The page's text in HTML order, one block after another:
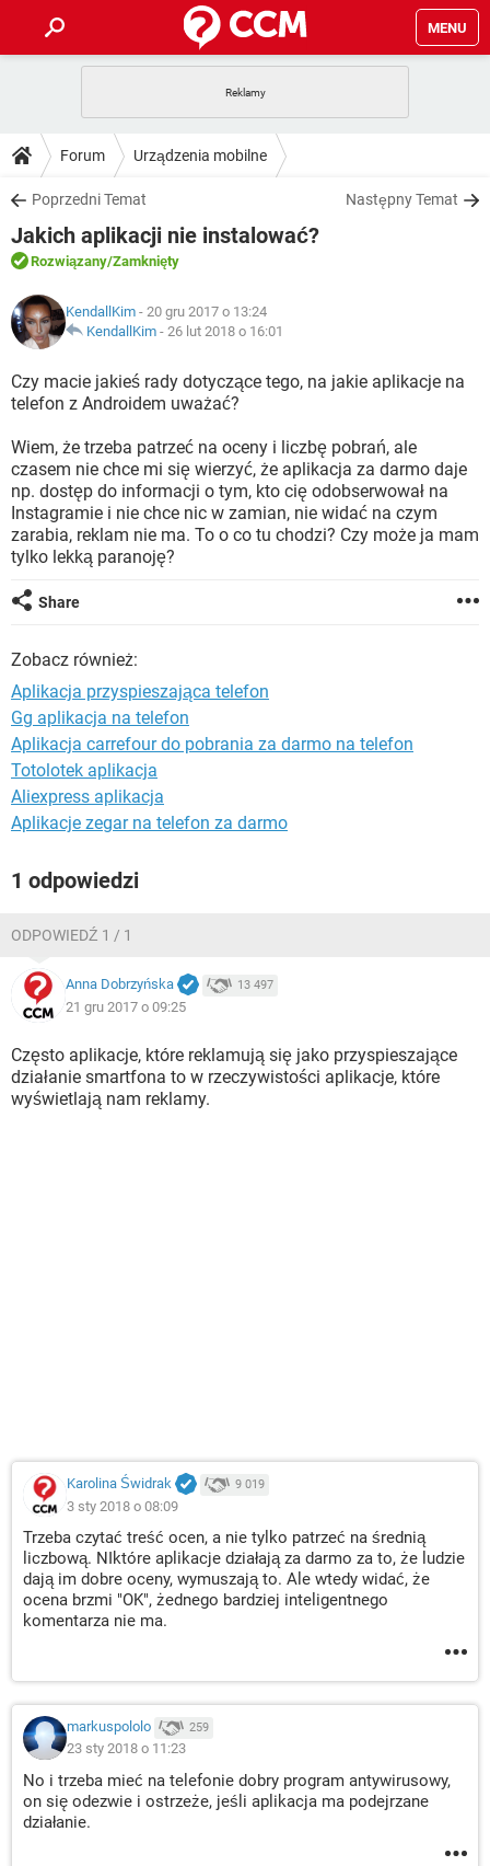
MENU
GRY WHATSAPP
SPOTIFY
INSTAGRAM FACEBOOK
WINDOWS 10
PORADY
PlayStation TIKTOK
SPOTIFY
INSTAGRAM
WINDOWS 10
DO POBRANIA
ANDROID TIKTOK
GRY
IOS NETFLIX
INSTAGRAM
WINDOWS 10
FORUM
COVID-19
GRY WHATSAPP
INSTAGRAM
WINDOWS 10
ARTYKUŁY
COVID-19
GRY WHATSAPP
INSTAGRAM FACEBOOK
WINDOWS 10
Forum Urządzenia mobilne
Poprzedni Temat Następny Temat
Jakich aplikacji nie instalować?
Rozwiązany/Zamknięty
KendallKim - 20 gru 2017 o 13:24
KendallKim - 26 lut 2018 o 16:01
Czy macie jakieś rady dotyczące tego, na jakie aplikacje na
telefon z Androidem uważać?
Wiem, że trzeba patrzeć na oceny i liczbę pobrań, ale
czasem nie chce mi się wierzyć, że aplikacja za darmo daje
np. dostęp do informacji o tym, kto cię odobserwował na
Instagramie i nie chce nic w zamian, nie widać na czym
zarabia, reklam nie ma. To o co tu chodzi? Czy może ja mam
tylko lekką paranoję?
Share
Zobacz również:
Aplikacja przyspieszająca telefon
Gg aplikacja na telefon
Aplikacja carrefour do pobrania za darmo na telefon
Totolotek aplikacja
Aliexpress aplikacja
Aplikacje zegar na telefon za darmo
1 odpowiedzi
ODPOWIEDŹ 1 / 1
Anna Dobrzyńska 13 497
21 gru 2017 o 09:25
Często aplikacje, które reklamują się jako przyspieszające
działanie smartfona to w rzeczywistości aplikacje, które
wyświetlają nam reklamy.
Karolina Świdrak 9 019
3 sty 2018 o 08:09
Trzeba czytać treść ocen, a nie tylko patrzeć na średnią
liczbową. NIktóre aplikacje działają za darmo za to, że ludzie
dają im dobre oceny, wymuszają to. Ale wtedy widać, że
ocena brzmi "OK", żednego bardziej inteligentnego
komentarza nie ma.
markuspololo 259
23 sty 2018 o 11:23
No i trzeba mieć na telefonie dobry program antywirusowy,
on się odezwie i ostrzeże, jeśli aplikacja ma podejrzane
działanie.